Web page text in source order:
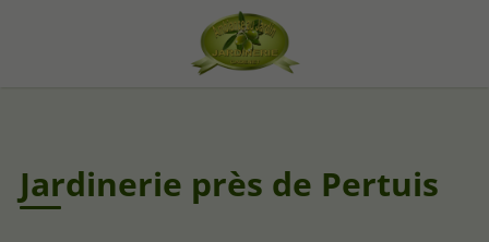
Jardinerie près de Pertuis